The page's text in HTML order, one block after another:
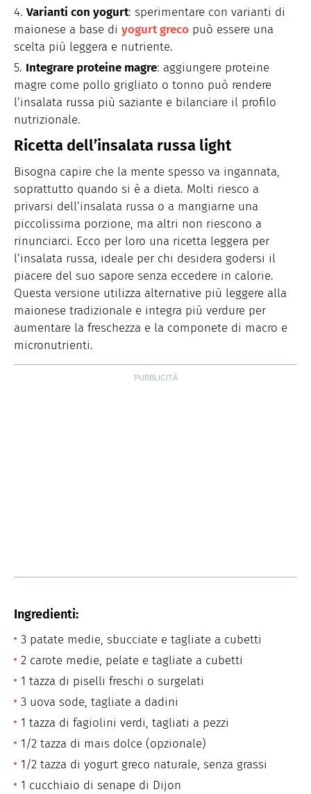
Varianti con yogurt: sperimentare con varianti di
maionese a base di yogurt greco può essere una
scelta più leggera e nutriente.
Integrare proteine magre: aggiungere proteine
magre come pollo grigliato o tonno può rendere
l’insalata russa più saziante e bilanciare il profilo
nutrizionale.
Ricetta dell’insalata russa light
Bisogna capire che la mente spesso va ingannata,
soprattutto quando si è a dieta. Molti riesco a
privarsi dell’insalata russa o a mangiarne una
piccolissima porzione, ma altri non riescono a
rinunciarci. Ecco per loro una ricetta leggera per
l’insalata russa, ideale per chi desidera godersi il
piacere del suo sapore senza eccedere in calorie.
Questa versione utilizza alternative più leggere alla
maionese tradizionale e integra più verdure per
aumentare la freschezza e la componete di macro e
micronutrienti.
Ingredienti:
3 patate medie, sbucciate e tagliate a cubetti
2 carote medie, pelate e tagliate a cubetti
1 tazza di piselli freschi o surgelati
3 uova sode, tagliate a dadini
1 tazza di fagiolini verdi, tagliati a pezzi
1/2 tazza di mais dolce (opzionale)
1/2 tazza di yogurt greco naturale, senza grassi
1 cucchiaio di senape di Dijon